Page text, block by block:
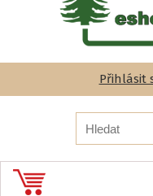
Přihlásit